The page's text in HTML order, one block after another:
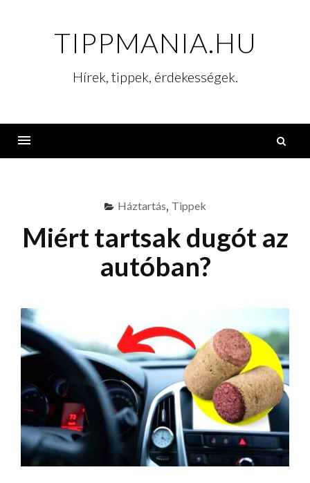
TIPPMANIA.HU
Hírek, tippek, érdekességek.
Háztartás, Tippek
Miért tartsak dugót az
autóban?